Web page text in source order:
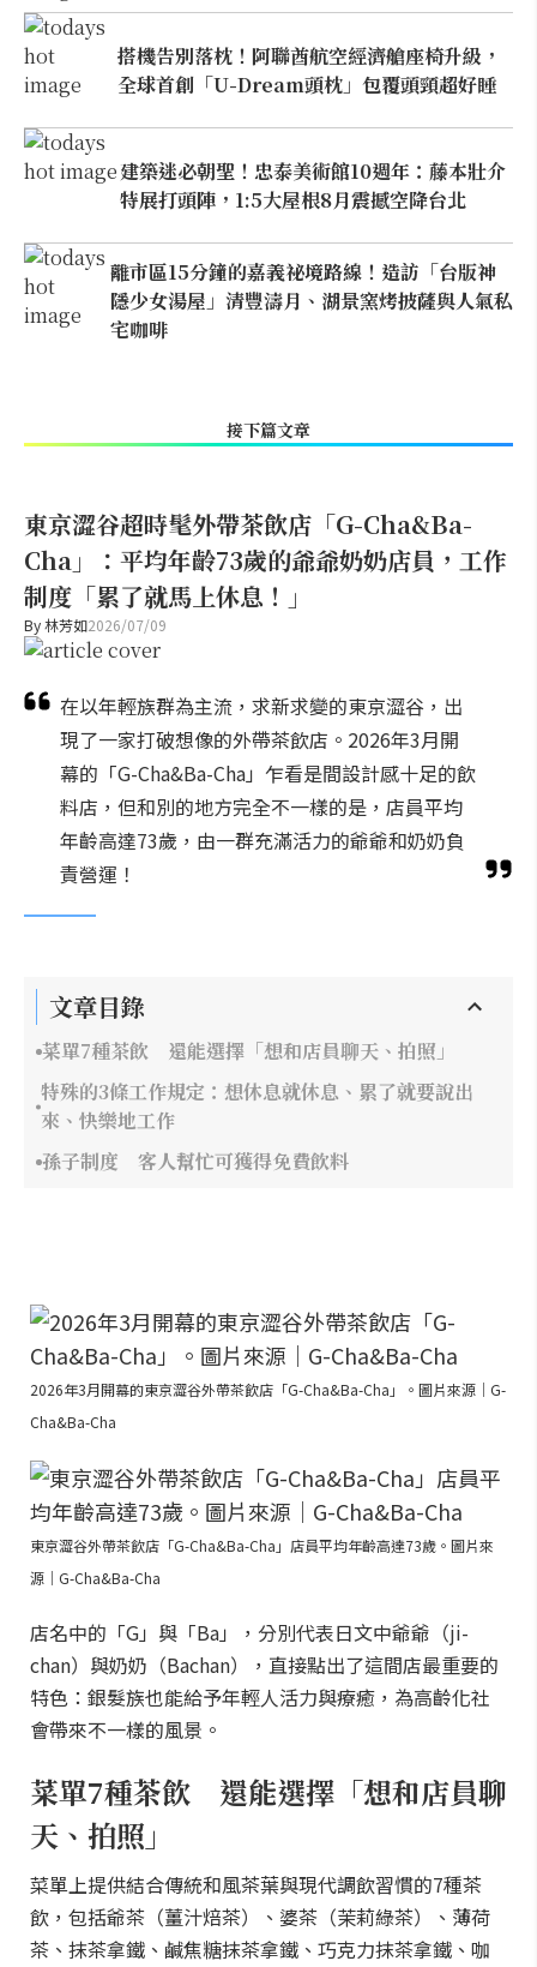
搭機告別落枕！阿聯酋航空經濟艙座椅升級，
全球首創「U-Dream頭枕」包覆頭頸超好睡
建築迷必朝聖！忠泰美術館10週年：藤本壯介
特展打頭陣，1:5大屋根8月震撼空降台北
離市區15分鐘的嘉義祕境路線！造訪「台版神
隱少女湯屋」清豐濤月、湖景窯烤披薩與人氣私
宅咖啡
接下篇文章
東京澀谷超時髦外帶茶飲店「G-Cha&Ba-
Cha」：平均年齡73歲的爺爺奶奶店員，工作
制度「累了就馬上休息！」
By林芳如2026/07/09
在以年輕族群為主流，求新求變的東京澀谷，出
現了一家打破想像的外帶茶飲店。2026年3月開
幕的「G-Cha&Ba-Cha」乍看是間設計感十足的飲
料店，但和別的地方完全不一樣的是，店員平均
年齡高達73歲，由一群充滿活力的爺爺和奶奶負
責營運！
文章目錄
菜單7種茶飲 還能選擇「想和店員聊天、拍照」
特殊的3條工作規定：想休息就休息、累了就要說出
來、快樂地工作
孫子制度 客人幫忙可獲得免費飲料
2026年3月開幕的東京澀谷外帶茶飲店「G-Cha&Ba-Cha」。圖片來源｜G-
Cha&Ba-Cha
東京澀谷外帶茶飲店「G-Cha&Ba-Cha」店員平均年齡高達73歲。圖片來
源｜G-Cha&Ba-Cha
店名中的「G」與「Ba」，分別代表日文中爺爺（ji-
chan）與奶奶（Bachan），直接點出了這間店最重要的
特色：銀髮族也能給予年輕人活力與療癒，為高齡化社
會帶來不一樣的風景。
菜單7種茶飲 還能選擇「想和店員聊
天、拍照」
菜單上提供結合傳統和風茶葉與現代調飲習慣的7種茶
飲，包括爺茶（薑汁焙茶）、婆茶（茉莉綠茶）、薄荷
茶、抹茶拿鐵、鹹焦糖抹茶拿鐵、巧克力抹茶拿鐵、咖